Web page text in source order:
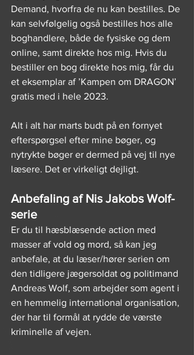
Demand, hvorfra de nu kan bestilles. De
kan selvfølgelig også bestilles hos alle
boghandlere, både de fysiske og dem
online, samt direkte hos mig. Hvis du
bestiller en bog direkte hos mig, får du
et eksemplar af ’Kampen om DRAGON’
gratis med i hele 2023.
Alt i alt har marts budt på en fornyet
efterspørgsel efter mine bøger, og
nytrykte bøger er dermed på vej til nye
læsere. Det er virkeligt dejligt.
Anbefaling af Nis Jakobs Wolf-
serie
Er du til hæsblæsende action med
masser af vold og mord, så kan jeg
anbefale, at du læser/hører serien om
den tidligere jægersoldat og politimand
Andreas Wolf, som arbejder som agent i
en hemmelig international organisation,
der har til formål at rydde de værste
kriminelle af vejen.